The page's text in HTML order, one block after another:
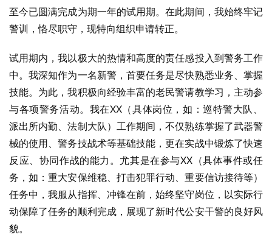
至今已圆满完成为期一年的试用期。在此期间，我始终牢记
警训，恪尽职守，现特向组织申请转正。
试用期内，我以极大的热情和高度的责任感投入到警务工作
中。我深知作为一名新警，首要任务是尽快熟悉业务、掌握
技能。为此，我积极向经验丰富的老民警请教学习，主动参
与各项警务活动。我在XX（具体岗位，如：巡特警大队、
派出所内勤、法制大队）工作期间，不仅熟练掌握了武器警
械的使用、警务技战术等基础技能，更在实战中锻炼了快速
反应、协同作战的能力。尤其是在参与XX（具体事件或任
务，如：重大安保维稳、打击犯罪行动、重要信访接待等）
任务中，我服从指挥、冲锋在前，始终坚守岗位，以实际行
动保障了任务的顺利完成，展现了新时代公安干警的良好风
貌。